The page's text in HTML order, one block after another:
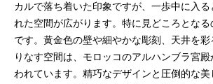
カルで落ち着いた印象ですが、一歩中に入る
れた空間が広がります。特に見どころとなる
です。黄金色の壁や細やかな彫刻、天井を
りなす空間は、モロッコのアルハンブラ宮
われています。精巧なデザインと圧倒的な